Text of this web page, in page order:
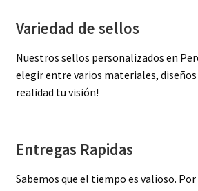
Variedad de sellos
Nuestros sellos personalizados en
elegir entre varios materiales, diseños
realidad tu visión!
Entregas Rapidas
Sabemos que el tiempo es valioso.